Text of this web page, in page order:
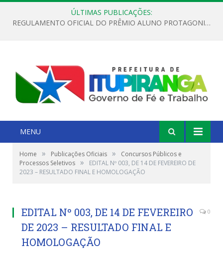
ÚLTIMAS PUBLICAÇÕES:
REGULAMENTO OFICIAL DO PRÊMIO ALUNO PROTAGONISTA – EDIÇÃO 2026
MENU
Home » Publicações Oficiais »
Concursos Públicos e
Processos Seletivos »
EDITAL Nº 003, DE 14 DE FEVEREIRO DE
2023 – RESULTADO FINAL E HOMOLOGAÇÃO
EDITAL Nº 003, DE 14 DE FEVEREIRO
DE 2023 – RESULTADO FINAL E
HOMOLOGAÇÃO
0